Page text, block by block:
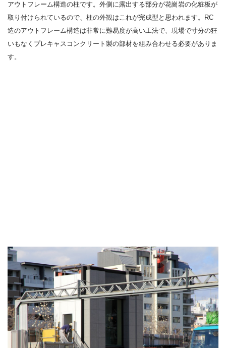
アウトフレーム構造の柱です。外側に露出する部分が花崗岩の化粧板が
取り付けられているので、柱の外観はこれが完成型と思われます。RC
造のアウトフレーム構造は非常に難易度が高い工法で、現場で寸分の狂
いもなくプレキャスコンクリート製の部材を組み合わせる必要がありま
す。